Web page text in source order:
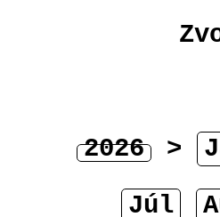
2026 >
Júl